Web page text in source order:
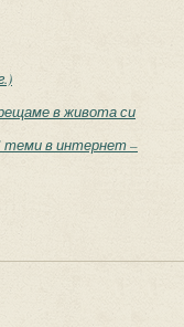
в живота си
теми в интернет –